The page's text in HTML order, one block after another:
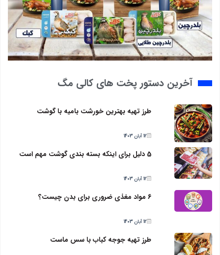
آخرین دستور پخت های کالی مگ
طرز تهیه بهترین خورشت بامیه با گوشت
12 آبان 1403
5 دلیل برای اینکه بسته بندی گوشت مهم است
12 آبان 1403
6 مواد مغذی ضروری برای بدن چیست؟
12 آبان 1403
طرز تهیه جوجه کباب با سس ماست